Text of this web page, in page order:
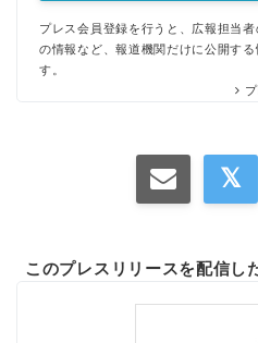
プレス会員登録を行うと、広報担当
の情報など、報道機関だけに公開す
す。
このプレスリリースを配信し